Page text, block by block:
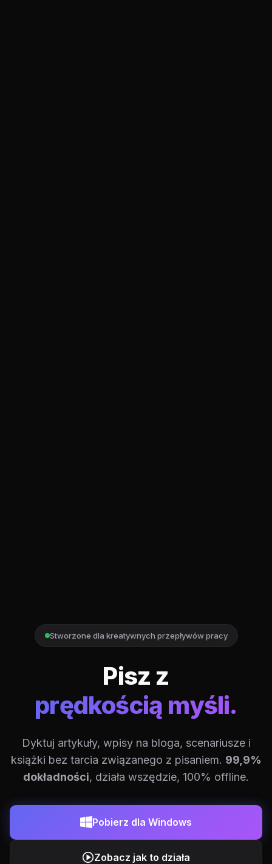
Stworzone dla kreatywnych przepływów pracy
Pisz z
prędkością myśli.
Dyktuj artykuły, wpisy na bloga, scenariusze i
książki bez tarcia związanego z pisaniem. 99,9%
dokładności, działa wszędzie, 100% offline.
Pobierz dla Windows
Zobacz jak to działa